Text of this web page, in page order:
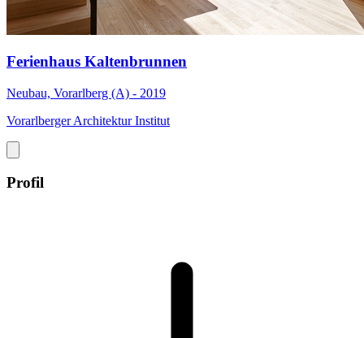
Ferienhaus Kaltenbrunnen
Neubau, Vorarlberg (A) - 2019
Vorarlberger Architektur Institut
Profil